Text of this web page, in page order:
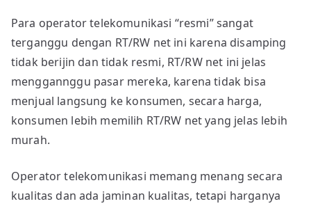
siapa?
Para operator telekomunikasi “resmi” sangat
terganggu dengan RT/RW net ini karena disamping
tidak berijin dan tidak resmi, RT/RW net ini jelas
menggannggu pasar mereka, karena tidak bisa
menjual langsung ke konsumen, secara harga,
konsumen lebih memilih RT/RW net yang jelas lebih
murah.
Operator telekomunikasi memang menang secara
kualitas dan ada jaminan kualitas, tetapi harganya